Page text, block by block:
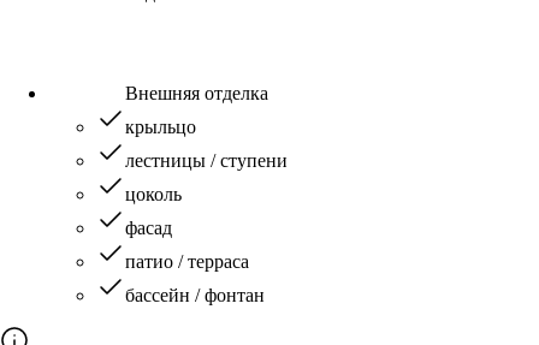
Внешняя отделка
крыльцо
лестницы / ступени
цоколь
фасад
патио / терраса
бассейн / фонтан